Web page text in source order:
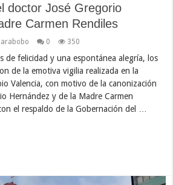
doctor José Gregorio
Carmen Rendiles
0 350
de felicidad y una espontánea alegría, los
de la emotiva vigilia realizada en la
Valencia, con motivo de la canonización
Hernández y de la Madre Carmen
el respaldo de la Gobernación del …